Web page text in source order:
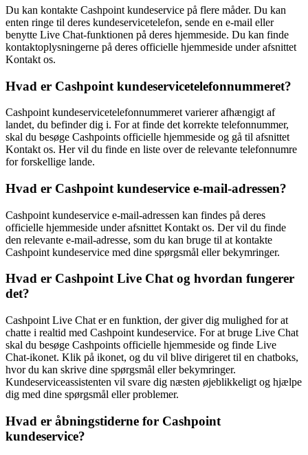
Du kan kontakte Cashpoint kundeservice på flere måder. Du kan
enten ringe til deres kundeservicetelefon, sende en e-mail eller
benytte Live Chat-funktionen på deres hjemmeside. Du kan finde
kontaktoplysningerne på deres officielle hjemmeside under afsnittet
Kontakt os.
Hvad er Cashpoint kundeservicetelefonnummeret?
Cashpoint kundeservicetelefonnummeret varierer afhængigt af
landet, du befinder dig i. For at finde det korrekte telefonnummer,
skal du besøge Cashpoints officielle hjemmeside og gå til afsnittet
Kontakt os. Her vil du finde en liste over de relevante telefonnumre
for forskellige lande.
Hvad er Cashpoint kundeservice e-mail-adressen?
Cashpoint kundeservice e-mail-adressen kan findes på deres
officielle hjemmeside under afsnittet Kontakt os. Der vil du finde
den relevante e-mail-adresse, som du kan bruge til at kontakte
Cashpoint kundeservice med dine spørgsmål eller bekymringer.
Hvad er Cashpoint Live Chat og hvordan fungerer
det?
Cashpoint Live Chat er en funktion, der giver dig mulighed for at
chatte i realtid med Cashpoint kundeservice. For at bruge Live Chat
skal du besøge Cashpoints officielle hjemmeside og finde Live
Chat-ikonet. Klik på ikonet, og du vil blive dirigeret til en chatboks,
hvor du kan skrive dine spørgsmål eller bekymringer.
Kundeserviceassistenten vil svare dig næsten øjeblikkeligt og hjælpe
dig med dine spørgsmål eller problemer.
Hvad er åbningstiderne for Cashpoint
kundeservice?